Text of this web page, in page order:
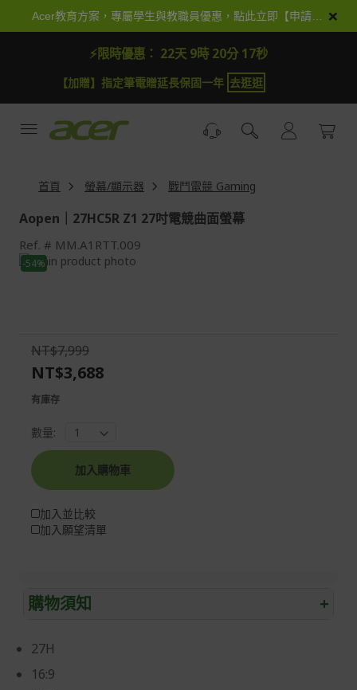
×
⚡限時優惠： 22天 9時 20分 17秒
【加贈】指定筆電贈延長保固一年 去逛逛
首頁 螢幕/顯示器 戰鬥電競 Gaming
Aopen｜27HC5R Z1 27吋電競曲面螢幕
Ref. MM.A1RTT.009
Skip
to
images
gallery
-54%
Skip
the
images
購物須知 +
退/換貨須知
本網站消費者享有商品到貨七天鑑賞期之權益(鑑賞期並非
試用期)。
27H
16:9
NT$7,999
NT$3,688
有庫存
數量:
加入購物車
加入並比較
加入願望清單